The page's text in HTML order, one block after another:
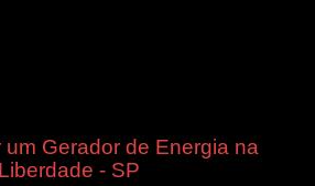
um Gerador de Energia na
Liberdade - SP